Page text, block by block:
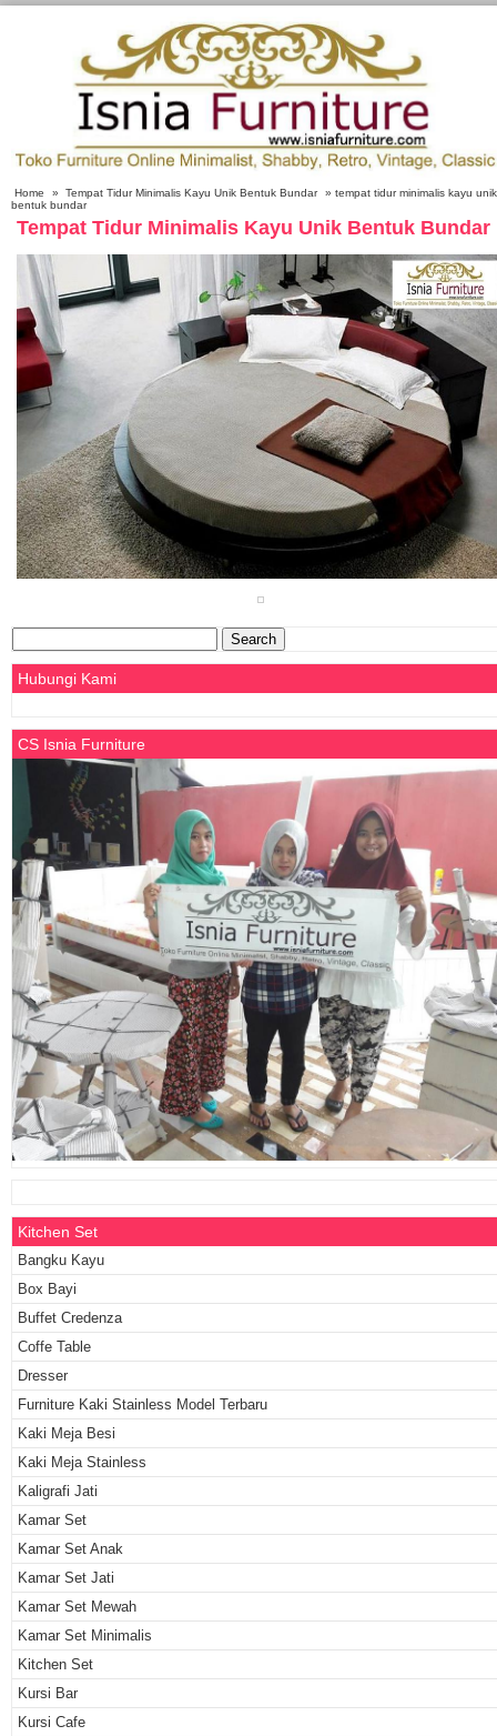
Home » Tempat Tidur Minimalis Kayu Unik Bentuk Bundar
» tempat tidur minimalis kayu unik
bentuk bundar
Tempat Tidur Minimalis Kayu Unik Bentuk Bundar
for:
Hubungi Kami
CS Isnia Furniture
Kitchen Set
Bangku Kayu
Box Bayi
Buffet Credenza
Coffe Table
Dresser
Furniture Kaki Stainless Model Terbaru
Kaki Meja Besi
Kaki Meja Stainless
Kaligrafi Jati
Kamar Set
Kamar Set Anak
Kamar Set Jati
Kamar Set Mewah
Kamar Set Minimalis
Kitchen Set
Kursi Bar
Kursi Cafe